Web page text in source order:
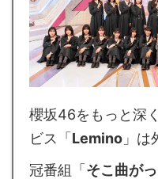
櫻坂46をもっと深
ビス「 Lemino 」は
冠番組「 そこ曲が